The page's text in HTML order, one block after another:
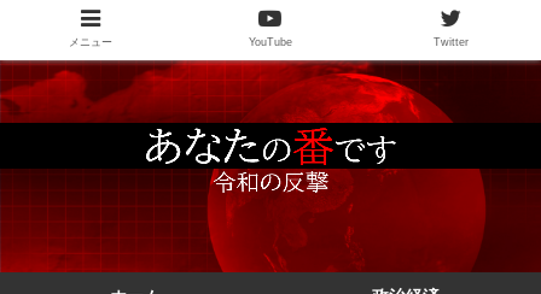
メニュー YouTube Twitter